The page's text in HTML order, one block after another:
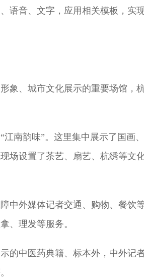
语音、文字，应用相关模板，实
象、城市文化展示的重要场馆，
南韵味”。这里集中展示了国画
场设置了茶艺、扇艺、杭绣等文
中外媒体记者交通、购物、餐饮
、理发等服务。
的中医药典籍、标本外，中外记